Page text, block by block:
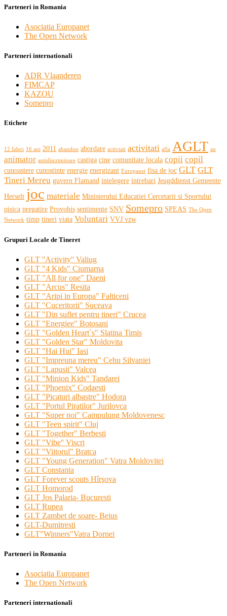
Parteneri in Romania
Asociatia Europanet
The Open Network
Parteneri internationali
ADR Vlaanderen
FIMCAP
KAZOU
Somepro
Etichete
12 lideri 16 ani 2011 abandon abordare activiati activitati afla AGLT an
animator antidiscriminare castiga cine comunitate locala copii copil
cunoastere cunostinte energie energizant Europanet fisa de joc GLT GLT
Tineri Mereu guvern Flamand intelegere intrebari Jeugddienst Gemeente
Herselt joc materiale Ministerului Educatiei Cercetarii si Sportului
pisica pregatire Provobis sentimente SNV Somepro SPEAS The Open
Network timp tineri viata Voluntari VVJ vzw
Grupuri Locale de Tineret
GLT ''Activity'' Valiug
GLT "4 Kids" Ciumarna
GLT "All for one" Daeni
GLT "Arcus" Resita
GLT "Aripi in Europa" Falticeni
GLT "Cuceritorii" Suceava
GLT "Din suflet pentru tineri" Crucea
GLT "Energiee" Botosani
GLT "Golden Heart`s" Slatina Timis
GLT "Golden Star" Moldovita
GLT "Hai Hui" Iasi
GLT "Impreuna mereu" Cehu Silvaniei
GLT "Lapusii" Valcea
GLT "Minion Kids" Tandarei
GLT "Phoenix" Codaesti
GLT "Picaturi albastre" Hodora
GLT "Portul Piratilor" Jurilovca
GLT "Super noi" Campulung Moldovenesc
GLT "Teen spirit" Cluj
GLT "Together" Berbesti
GLT "Vibe'' Viscri
GLT "Viitorul" Bratca
GLT "Young Generation" Vatra Moldovitei
GLT Constanta
GLT Forever scouts Hîrşova
GLT Homorod
GLT Jos Palaria- Bucuresti
GLT Rupea
GLT Zambet de soare- Beius
GLT-Dumitresti
GLT"Winners"Vatra Dornei
Parteneri in Romania
Asociatia Europanet
The Open Network
Parteneri internationali